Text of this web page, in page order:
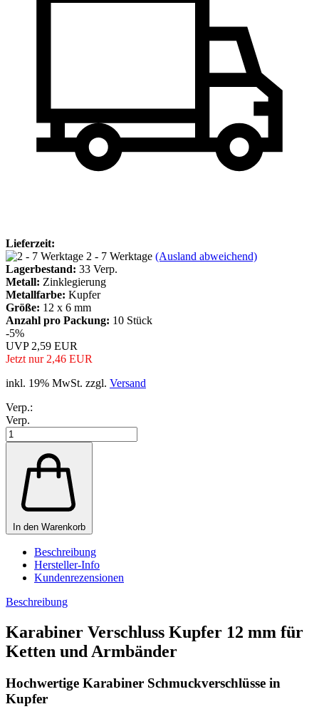
Lieferzeit:
2 - 7 Werktage (Ausland abweichend)
Lagerbestand: 33 Verp.
Metall: Zinklegierung
Metallfarbe: Kupfer
Größe: 12 x 6 mm
Anzahl pro Packung: 10 Stück
-5%
UVP 2,59 EUR
Jetzt nur 2,46 EUR
inkl. 19% MwSt. zzgl. Versand
Verp.:
Verp.
In den Warenkorb
Beschreibung
Hersteller-Info
Kundenrezensionen
Beschreibung
Karabiner Verschluss Kupfer 12 mm für
Ketten und Armbänder
Hochwertige Karabiner Schmuckverschlüsse in
Kupfer